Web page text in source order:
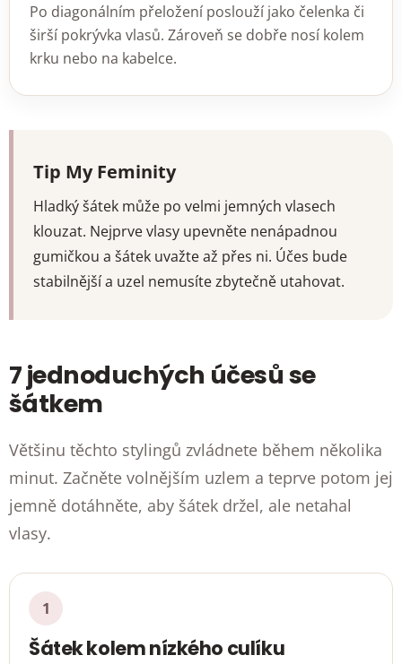
Po diagonálním přeložení poslouží jako čelenka či
širší pokrývka vlasů. Zároveň se dobře nosí kolem
krku nebo na kabelce.
Tip My Feminity
Hladký šátek může po velmi jemných vlasech
klouzat. Nejprve vlasy upevněte nenápadnou
gumičkou a šátek uvažte až přes ni. Účes bude
stabilnější a uzel nemusíte zbytečně utahovat.
7 jednoduchých účesů se
šátkem
Většinu těchto stylingů zvládnete během několika
minut. Začněte volnějším uzlem a teprve potom jej
jemně dotáhněte, aby šátek držel, ale netahal
vlasy.
Šátek kolem nízkého culíku